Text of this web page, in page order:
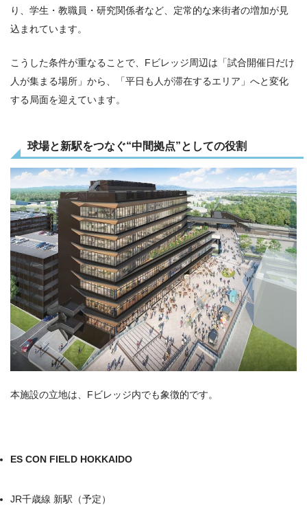
り、学生・教職員・研究関係者など、定常的な来街者の増加が見
込まれています。
こうした条件が重なることで、Fビレッジ周辺は「試合開催日だけ
人が集まる場所」から、「平日も人が滞在するエリア」へと変化
する局面を迎えています。
球場と新駅をつなぐ“中間拠点”としての役割
本施設の立地は、Fビレッジ内でも象徴的です。
ES CON FIELD HOKKAIDO
JR千歳線 新駅（予定）